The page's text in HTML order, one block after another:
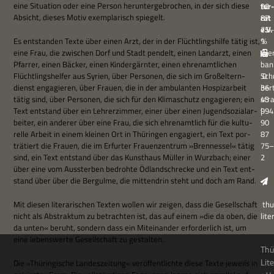
eine Situa­tion oder eine Per­son her­un­ter­ge­bro­chen, in der sich diese
Absicht, die­ses Motiv exem­pla­risch spiegelt.
Es ent­stan­den Texte über einen Arzt, der in der Flücht­lings­hilfe tätig ist,
eine Frau, die zwi­schen Dorf und Stadt pen­delt, einen Land­arzt, einen
Pfar­rer, einen Bäcker, einen Kin­der­gärn­ter, einen ehren­amt­li­chen
Flücht­lings­hel­fer aus Syrien, über Per­so­nen, die sich im Groß­el­tern­
dienst enga­gie­ren, über Frauen, die in der ambu­lan­ten Hos­piz­ar­beit
tätig sind, über Per­so­nen, die sich für den Kli­ma­schutz enga­gie­ren; ein
Text ent­stand über ein Leh­rer­zim­mer, einer über einen Jugend­so­zi­al­ar­
bei­ter, ein ande­rer über eine Frau, die sich ehren­amt­lich für die kul­tu­
relle Arbeit in einem klei­nen Ort in Thü­rin­gen enga­giert, ein Text por­
trä­tiert die Frauen, die im Erfur­ter Frau­en­zen­trum »Brennes­sel« tätig
sind, ein Text ent­stand über das Kunst­haus Mül­ler in Wurz­bach; einer
über eine vom Aus­ster­ben bedrohte Ödland­schrecke und ein Text ent­
stand über über die Berg­ulme, die mit­ten­drin steht und doch am Rand.
Mit die­sen lite­ra­ri­schen Tex­ten wol­len wir zei­gen, dass die Gesell­schaft
nicht als Abstrak­tum zu betrach­ten ist, das auf einem »die da oben, die
da unten« beruht, son­dern dass ein Mit­ein­an­der erfor­der­lich ist, um
eine lebens­werte Gesell­schaft zu gestalten.
Die »Thü­rin­gi­sche Lan­des­zei­tung« ver­öf­fent­lichte diese Texte jeweils in
tur­
rat
e.V.
℅
90
87
75–
1
0
36
43
|
90
87
75–
2